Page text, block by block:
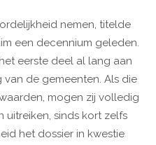
nemen, titelde
een decennium geleden.
eerste deel al lang aan
de gemeenten. Als die
mogen zij volledig
sinds kort zelfs
het dossier in kwestie